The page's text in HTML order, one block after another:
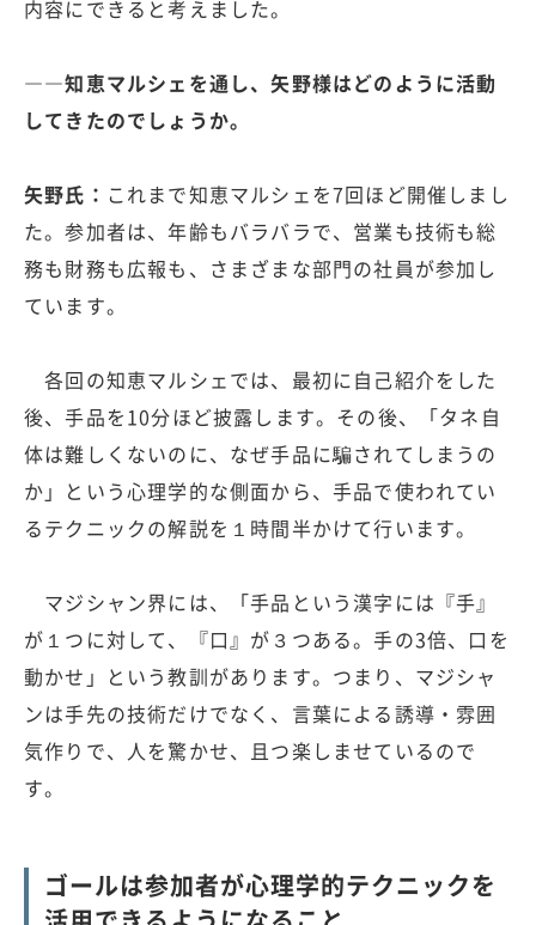
内容にできると考えました。
――知恵マルシェを通し、矢野様はどのように活動
してきたのでしょうか。
矢野氏： これまで知恵マルシェを7回ほど開催しまし
た。参加者は、年齢もバラバラで、営業も技術も総
務も財務も広報も、さまざまな部門の社員が参加し
ています。
各回の知恵マルシェでは、最初に自己紹介をした
後、手品を10分ほど披露します。その後、「タネ自
体は難しくないのに、なぜ手品に騙されてしまうの
か」という心理学的な側面から、手品で使われてい
るテクニックの解説を１時間半かけて行います。
マジシャン界には、「手品という漢字には『手』
が１つに対して、『口』が３つある。手の3倍、口を
動かせ」という教訓があります。つまり、マジシャ
ンは手先の技術だけでなく、言葉による誘導・雰囲
気作りで、人を驚かせ、且つ楽しませているので
す。
ゴールは参加者が心理学的テクニックを